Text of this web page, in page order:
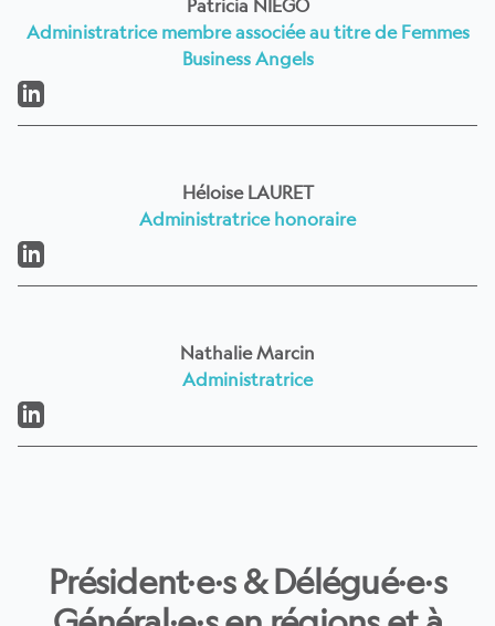
Patricia NIEGO
Administratrice membre associée au titre de Femmes
Business Angels
Héloise LAURET
Administratrice honoraire
Nathalie Marcin
Administratrice
Président·e·s & Délégué·e·s